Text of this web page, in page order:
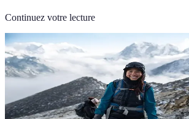
Continuez votre lecture